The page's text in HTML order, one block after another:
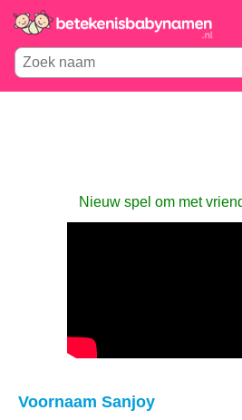
Nieuw spel om met
Voornaam Sanjoy